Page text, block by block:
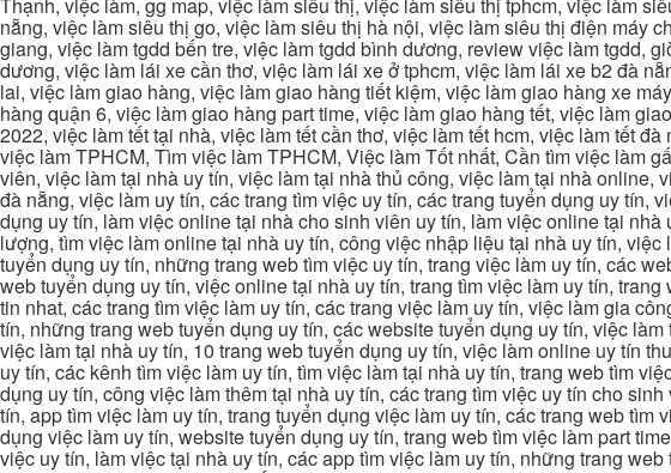
Thạnh, việc làm, gg map, việc làm siêu thị, việc làm siêu thị tphcm, việc làm
nẵng, việc làm siêu thị go, việc làm siêu thị hà nội, việc làm siêu thị điện máy
giang, việc làm tgdd bến tre, việc làm tgdd bình dương, review việc làm tgdd,
dương, việc làm lái xe cần thơ, việc làm lái xe ở tphcm, việc làm lái xe b2 đà
lai, việc làm giao hàng, việc làm giao hàng tiết kiệm, việc làm giao hàng xe
hàng quận 6, việc làm giao hàng part time, việc làm giao hàng tết, việc làm
2022, việc làm tết tại nhà, việc làm tết cần thơ, việc làm tết hcm, việc làm tết
việc làm TPHCM, Tìm việc làm TPHCM, Việc làm Tốt nhất, Cần tìm việc làm
viên, việc làm tại nhà uy tín, việc làm tại nhà thủ công, việc làm tại nhà
đà nẵng, việc làm uy tín, các trang tìm việc uy tín, các trang tuyển dụng uy tín,
dụng uy tín, làm việc online tại nhà cho sinh viên uy tín, làm việc online tại
lượng, tìm việc làm online tại nhà uy tín, công việc nhập liệu tại nhà uy tín,
tuyển dụng uy tín, những trang web tìm việc uy tín, trang việc làm uy tín, các
web tuyển dụng uy tín, việc online tại nhà uy tín, trang tìm việc làm uy tín,
tin nhat, các trang tìm việc làm uy tín, các trang việc làm uy tín, việc làm gia
tín, những trang web tuyển dụng uy tín, các website tuyển dụng uy tín, việc
việc làm tại nhà uy tín, 10 trang web tuyển dụng uy tín, việc làm online uy tín
uy tín, các kênh tìm việc làm uy tín, tìm việc làm tại nhà uy tín, trang web tìm
dụng uy tín, công việc làm thêm tại nhà uy tín, các trang tìm việc uy tín cho
tín, app tìm việc làm uy tín, trang tuyển dụng việc làm uy tín, các trang web
dụng việc làm uy tín, website tuyển dụng uy tín, trang web tìm việc làm part
việc uy tín, làm việc tại nhà uy tín, các app tìm việc làm uy tín, những trang